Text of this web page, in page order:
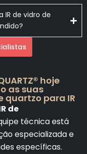
IR de vidro de
hoje
as suas
quartzo para IR
de
técnica está
especializada e
específicas.